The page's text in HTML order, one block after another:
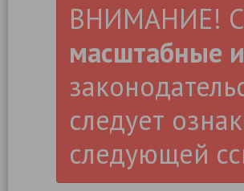
ВНИМАНИЕ! С
масштабные
следует
следующей